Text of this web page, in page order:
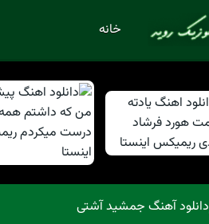
خانه
دانلود آهنگ جمشید آشتی